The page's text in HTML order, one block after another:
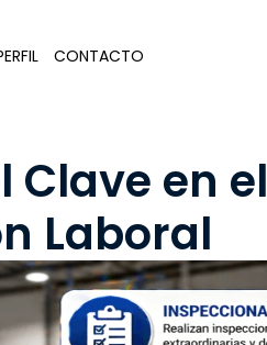
CONTACTO
Clave en el
Laboral